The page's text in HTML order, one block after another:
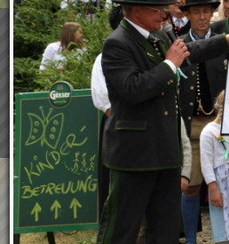
Wir verwenden Cookies, um
benutzerfreundlich zu
an, dass Sie mit der
einverstanden sind.
Weitere Informationen:
Bestätigen
Oberlandler